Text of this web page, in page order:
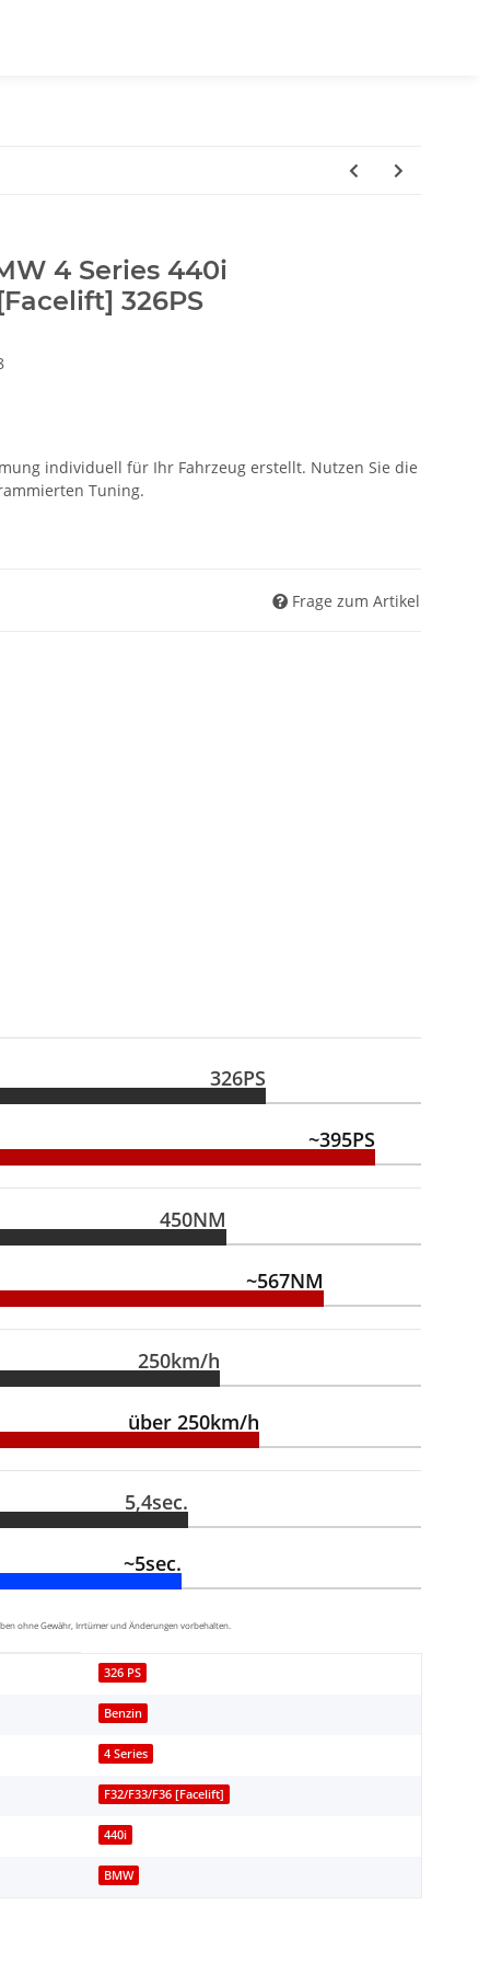
4 Series 440i
326PS
individuell für Ihr Fahrzeug erstellt. Nutzen Sie die
Tuning.
Frage zum Artikel
326PS
~395PS
450NM
~567NM
250km/h
über 250km/h
5,4sec.
~5sec.
ohne Gewähr, Irrtümer und Änderungen vorbehalten.
326 PS
Benzin
4 Series
F32/F33/F36 [Facelift]
440i
BMW